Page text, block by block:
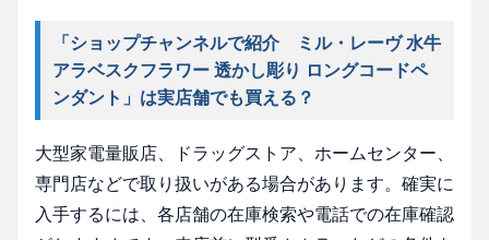
「ショップチャンネルで紹介 ミル・レーヴ 水牛
アラベスクフラワー 透かし彫り ロングコードペ
ンダント」は実店舗でも買える？
大型家電量販店、ドラッグストア、ホームセンター、
専門店などで取り扱いがある場合があります。確実に
入手するには、各店舗の在庫検索や電話での在庫確認